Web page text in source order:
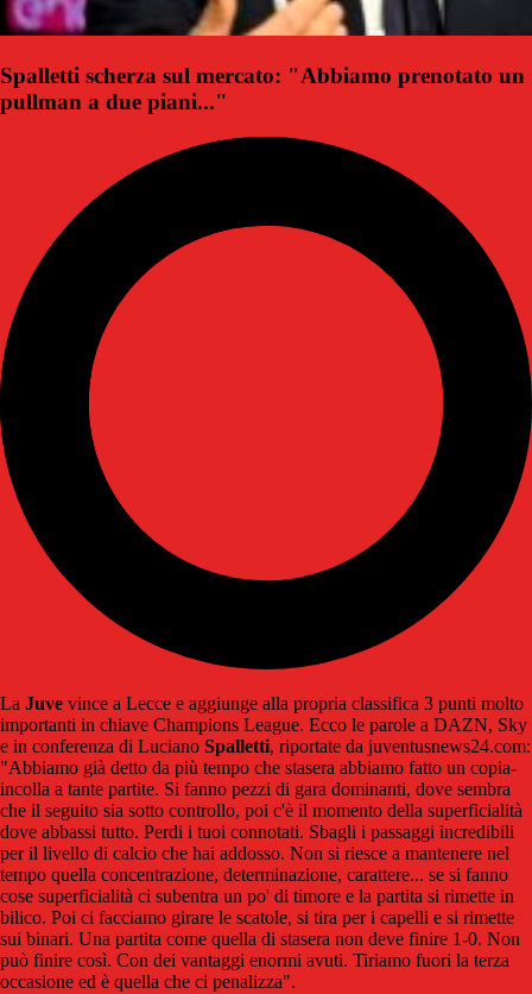
Spalletti scherza sul mercato: "Abbiamo prenotato un
pullman a due piani..."
La Juve vince a Lecce e aggiunge alla propria classifica 3 punti molto
importanti in chiave Champions League. Ecco le parole a DAZN, Sky
e in conferenza di Luciano Spalletti, riportate da juventusnews24.com:
"Abbiamo già detto da più tempo che stasera abbiamo fatto un copia-
incolla a tante partite. Si fanno pezzi di gara dominanti, dove sembra
che il seguito sia sotto controllo, poi c'è il momento della superficialità
dove abbassi tutto. Perdi i tuoi connotati. Sbagli i passaggi incredibili
per il livello di calcio che hai addosso. Non si riesce a mantenere nel
tempo quella concentrazione, determinazione, carattere... se si fanno
cose superficialità ci subentra un po' di timore e la partita si rimette in
bilico. Poi ci facciamo girare le scatole, si tira per i capelli e si rimette
sui binari. Una partita come quella di stasera non deve finire 1-0. Non
può finire così. Con dei vantaggi enormi avuti. Tiriamo fuori la terza
occasione ed è quella che ci penalizza".